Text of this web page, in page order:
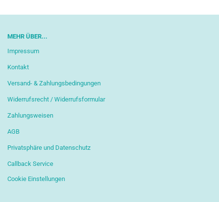
MEHR ÜBER...
Impressum
Kontakt
Versand- & Zahlungsbedingungen
Widerrufsrecht / Widerrufsformular
Zahlungsweisen
AGB
Privatsphäre und Datenschutz
Callback Service
Cookie Einstellungen